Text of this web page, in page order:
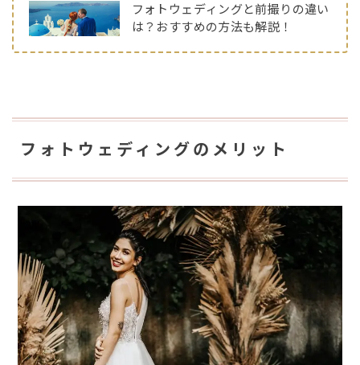
フォトウェディングと前撮りの違い
は？おすすめの方法も解説！
フォトウェディングのメリット